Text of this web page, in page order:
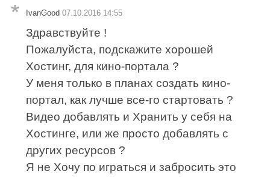
IvanGood 07.10.2016 14:55
Здравствуйте !
Пожалуйста, подскажите хорошей
Хостинг, для кино-портала ?
У меня только в планах создать кино-
портал, как лучше все-го стартовать ?
Видео добавлять и Хранить у себя на
Хостинге, или же просто добавлять с
других ресурсов ?
Я не Хочу по играться и забросить это